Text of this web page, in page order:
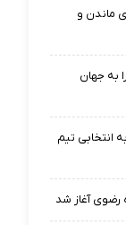
ماندن و
به جهان
انتخابی تیم
رضوی آغاز شد